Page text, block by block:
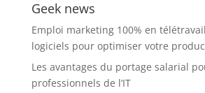
Geek news
Emploi marketing 100% en
logiciels pour optimiser votre
Les avantages du portage salarial
professionnels de l’IT